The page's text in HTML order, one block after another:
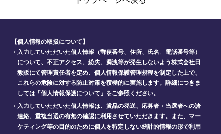
【個人情報の取扱について】
・入力していただいた個人情報（郵便番号、住所、氏名、電話番号等）
について、不正アクセス、紛失、漏洩等が発生しないよう株式会社日
教販にて管理責任者を定め、個人情報保護管理規程を制定した上で、
これらの危険に対する防止対策を積極的に実施します。詳細につきま
しては「個人情報保護について」 をご参照ください。
・入力していただいた個人情報は、賞品の発送、応募者・当選者への諸
連絡、重複当選の有無の確認に利用させていただきます。また、マー
ケティング等の目的のために個人を特定しない統計的情報の形で利用